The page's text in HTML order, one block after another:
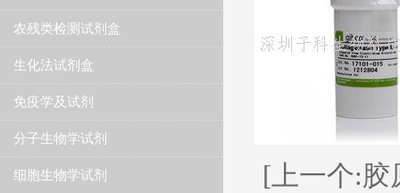
农残类检测试剂盒
生化法试剂盒
免疫学及试剂
分子生物学试剂
细胞生物学试剂
[上一个:胶